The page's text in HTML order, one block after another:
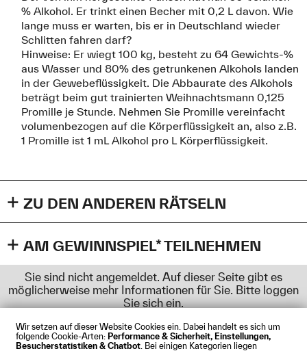
Wir setzen auf dieser Website Cookies ein. Dabei handelt es sich um
folgende Cookie-Arten: Performance & Sicherheit, Einstellungen,
Besucherstatistiken & Chatbot . Bei einigen Kategorien liegen
% Alkohol. Er trinkt einen Becher mit 0,2 L davon. Wie
lange muss er warten, bis er in Deutschland wieder
Schlitten fahren darf?
Hinweise: Er wiegt 100 kg, besteht zu 64 Gewichts-%
aus Wasser und 80% des getrunkenen Alkohols landen
in der Gewebeflüssigkeit. Die Abbaurate des Alkohols
beträgt beim gut trainierten Weihnachtsmann 0,125
Promille je Stunde. Nehmen Sie Promille vereinfacht
volumenbezogen auf die Körperflüssigkeit an, also z.B.
1 Promille ist 1 mL Alkohol pro L Körperflüssigkeit.
ZU DEN ANDEREN RÄTSELN
Zum ersten Adventsrätsel
Zum zweiten Adventsrätsel
AM GEWINNSPIEL* TEILNEHMEN
* Teilnahmebedingungen Gewinnspiel: Sie müssen an der
Technischen Hochschule Augsburg immatrikuliert sein
und IhreLösungen über Ihre hochschulinterne E-Mail-
vorname.nachname@tha.de) einreichen.Einsendeschluss
ist der 06.01.2026.Das letzte, vierte Rätsel geht am
Sie sind nicht angemeldet. Auf dieser Seite gibt es
möglicherweise mehr Informationen für Sie. Bitte loggen
Sie sich ein.